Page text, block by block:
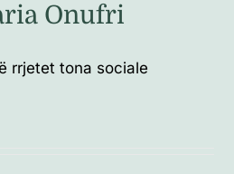
Onufri
rrjetet tona sociale